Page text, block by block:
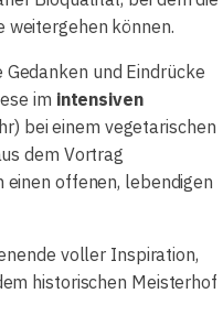
weitergehen können.
und Eindrücke
im intensiven
bei einem vegetarischen
dem Vortrag
offenen, lebendigen
voller Inspiration,
historischen Meisterhof